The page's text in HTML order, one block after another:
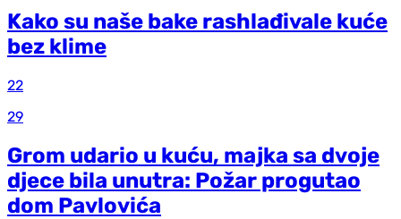
Kako su naše bake rashlađivale kuće
bez klime
22
29
Grom udario u kuću, majka sa dvoje
djece bila unutra: Požar progutao
dom Pavlovića